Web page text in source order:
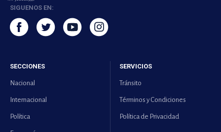
SIGUENOS EN:
SECCIONES
Nacional
Internacional
Política
SERVICIOS
Tránsito
Términos y Condiciones
Política de Privacidad